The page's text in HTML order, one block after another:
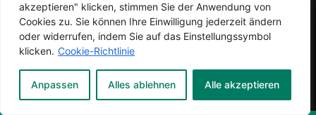
akzeptieren" klicken, stimmen Sie der Anwendung von
Cookies zu. Sie können Ihre Einwilligung jederzeit ändern
oder widerrufen, indem Sie auf das Einstellungssymbol
klicken. Cookie-Richtlinie
Anpassen Alles ablehnen Alle akzeptieren